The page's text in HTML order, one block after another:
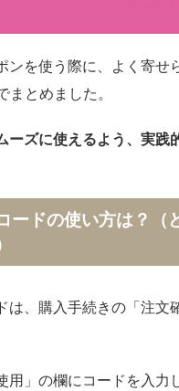
ンを使う際に、よく寄せ
まとめました。
ーズに使えるよう、実践
ードの使い方は？（
は、購入手続きの「注文
用」の欄にコードを入力